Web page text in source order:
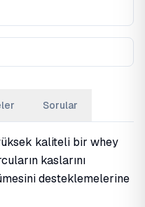
Sorular
kaliteli bir whey
kaslarını
desteklemelerine